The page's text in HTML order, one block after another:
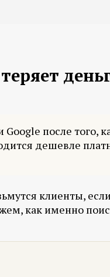
после того,
дешевле
клиенты, если
как именно